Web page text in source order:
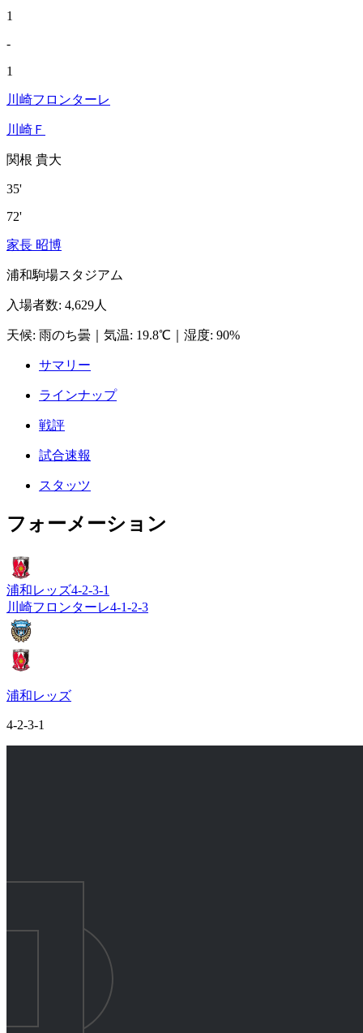
1
-
1
川崎フロンターレ
川崎Ｆ
関根 貴大
35'
72'
家長 昭博
浦和駒場スタジアム
入場者数: 4,629人
天候: 雨のち曇 気温: 19.8℃ 湿度: 90%
サマリー
ラインナップ
戦評
試合速報
スタッツ
フォーメーション
浦和レッズ4-2-3-1
川崎フロンターレ4-1-2-3
浦和レッズ
4-2-3-1